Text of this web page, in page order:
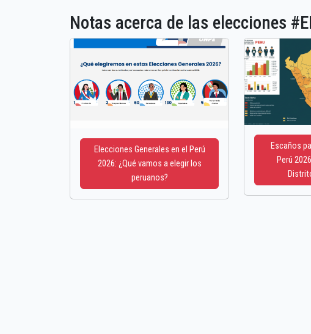
Notas acerca de las elecciones
Elecciones Generales en el Perú
2026: ¿Qué vamos a elegir los
peruanos?
Escaños
Perú